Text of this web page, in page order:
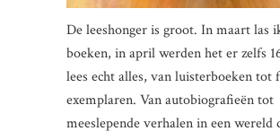
De leeshonger is groot. In maart las
boeken, in april werden het er zelfs
lees echt alles, van luisterboeken tot
exemplaren. Van autobiografieën tot
meeslepende verhalen in een wereld